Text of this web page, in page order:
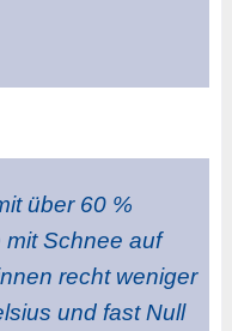
über 60 %
Schnee auf
recht weniger
und fast Null